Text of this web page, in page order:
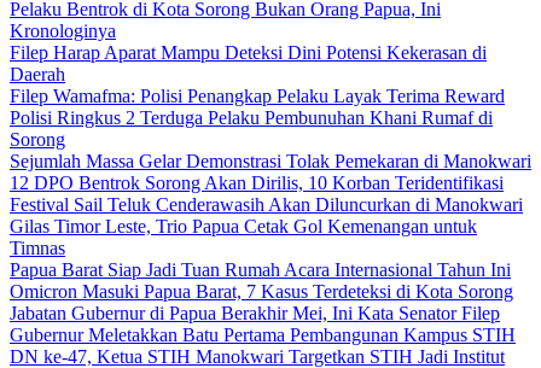
Pelaku Bentrok di Kota Sorong Bukan Orang Papua, Ini
Kronologinya
Filep Harap Aparat Mampu Deteksi Dini Potensi Kekerasan di
Daerah
Filep Wamafma: Polisi Penangkap Pelaku Layak Terima Reward
Polisi Ringkus 2 Terduga Pelaku Pembunuhan Khani Rumaf di
Sorong
Sejumlah Massa Gelar Demonstrasi Tolak Pemekaran di Manokwari
12 DPO Bentrok Sorong Akan Dirilis, 10 Korban Teridentifikasi
Festival Sail Teluk Cenderawasih Akan Diluncurkan di Manokwari
Gilas Timor Leste, Trio Papua Cetak Gol Kemenangan untuk
Timnas
Papua Barat Siap Jadi Tuan Rumah Acara Internasional Tahun Ini
Omicron Masuki Papua Barat, 7 Kasus Terdeteksi di Kota Sorong
Jabatan Gubernur di Papua Berakhir Mei, Ini Kata Senator Filep
Gubernur Meletakkan Batu Pertama Pembangunan Kampus STIH
DN ke-47, Ketua STIH Manokwari Targetkan STIH Jadi Institut